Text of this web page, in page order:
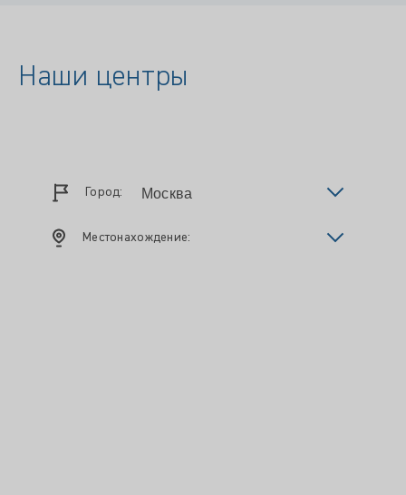
Наши центры
Город:
Местонахождение: